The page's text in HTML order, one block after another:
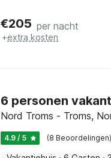
€205 per nacht
+extra kosten
6 personen
Nord Troms - Troms,
4.9 / 5 (8 Beoordelingen)